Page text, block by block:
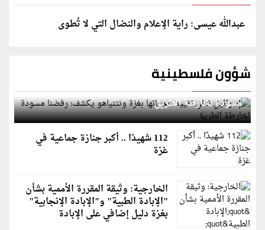
عبدالله عيسى: راية الإعلام والنضال التي لا تُطوى
شؤون فلسطينية
إسرائيل تعلن تقييد هجماتها بغزة ونتنياهو يكشف: رفضنا
مسودة لخارطة الطريق
112 شهيدًا .. أكبر جنازة جماعية في
غزة
الخارجية: وثيقة المقررة الأممية بشأن
"الإبادة الطبية" و"الإبادة الإنجابية"
بغزة دليل إضافي على الإبادة